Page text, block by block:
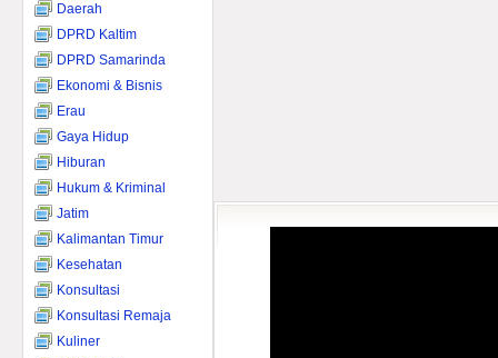
Daerah
DPRD Kaltim
DPRD Samarinda
Ekonomi & Bisnis
Erau
Gaya Hidup
Hiburan
Hukum & Kriminal
Jatim
Kalimantan Timur
Kesehatan
Konsultasi
Konsultasi Remaja
Kuliner